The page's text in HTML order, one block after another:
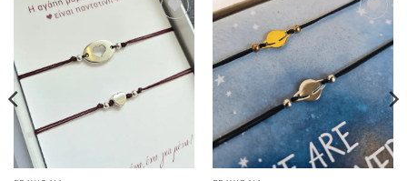
Add to
wishlist
Add to
wishlist